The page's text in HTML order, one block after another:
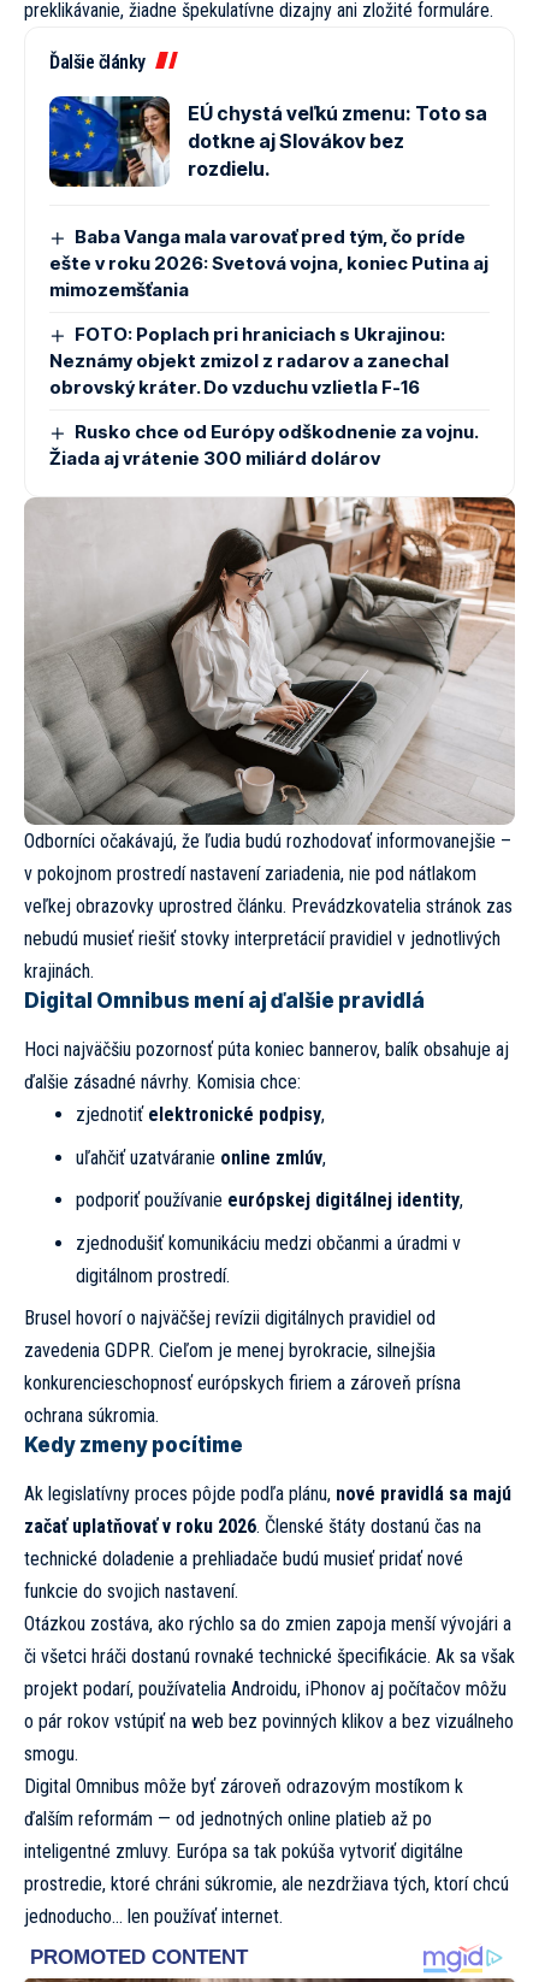
preklikávanie, žiadne špekulatívne dizajny ani zložité formuláre.
Ďalšie články
EÚ chystá veľkú zmenu: Toto sa
dotkne aj Slovákov bez
rozdielu.
Baba Vanga mala varovať pred tým, čo príde
ešte v roku 2026: Svetová vojna, koniec Putina aj
mimozemšťania
FOTO: Poplach pri hraniciach s Ukrajinou:
Neznámy objekt zmizol z radarov a zanechal
obrovský kráter. Do vzduchu vzlietla F-16
Rusko chce od Európy odškodnenie za vojnu.
Žiada aj vrátenie 300 miliárd dolárov
Odborníci očakávajú, že ľudia budú rozhodovať informovanejšie –
v pokojnom prostredí nastavení zariadenia, nie pod nátlakom
veľkej obrazovky uprostred článku. Prevádzkovatelia stránok zas
nebudú musieť riešiť stovky interpretácií pravidiel v jednotlivých
krajinách.
Digital Omnibus mení aj ďalšie pravidlá
Hoci najväčšiu pozornosť púta koniec bannerov, balík obsahuje aj
ďalšie zásadné návrhy. Komisia chce:
zjednotiť elektronické podpisy,
uľahčiť uzatváranie online zmlúv,
podporiť používanie európskej digitálnej identity,
zjednodušiť komunikáciu medzi občanmi a úradmi v
digitálnom prostredí.
Brusel hovorí o najväčšej revízii digitálnych pravidiel od
zavedenia GDPR. Cieľom je menej byrokracie, silnejšia
konkurencieschopnosť európskych firiem a zároveň prísna
ochrana súkromia.
Kedy zmeny pocítime
Ak legislatívny proces pôjde podľa plánu, nové pravidlá sa majú
začať uplatňovať v roku 2026. Členské štáty dostanú čas na
technické doladenie a prehliadače budú musieť pridať nové
funkcie do svojich nastavení.
Otázkou zostáva, ako rýchlo sa do zmien zapoja menší vývojári a
či všetci hráči dostanú rovnaké technické špecifikácie. Ak sa však
projekt podarí, používatelia Androidu, iPhonov aj počítačov môžu
o pár rokov vstúpiť na web bez povinných klikov a bez vizuálneho
smogu.
Digital Omnibus môže byť zároveň odrazovým mostíkom k
ďalším reformám — od jednotných online platieb až po
inteligentné zmluvy. Európa sa tak pokúša vytvoriť digitálne
prostredie, ktoré chráni súkromie, ale nezdržiava tých, ktorí chcú
jednoducho… len používať internet.